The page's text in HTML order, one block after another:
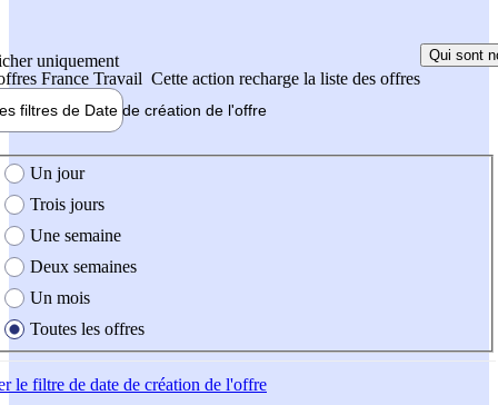
uniquement
France Travail Cette action recharge la liste des offres
Qui sont
filtres de Date de création de l'offre
création de l'offre
Un jour
Trois jours
Une semaine
Deux semaines
Un mois
Toutes les offres
le filtre de date de création de l'offre